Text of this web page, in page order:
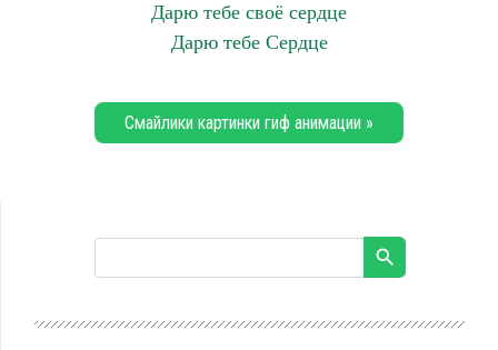
Дарю тебе своё сердце
Дарю тебе Сердце
Смайлики картинки гиф анимации »